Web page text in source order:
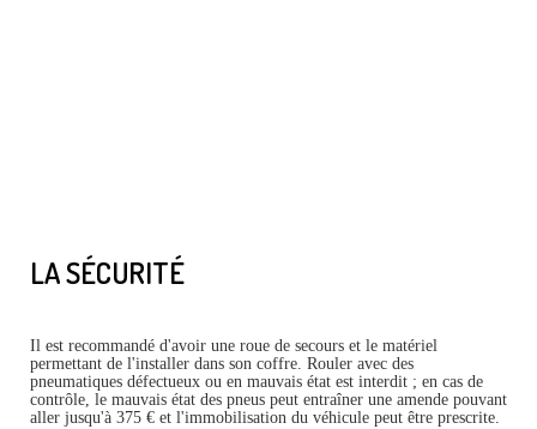
LA SÉCURITÉ
Il est recommandé d'avoir une roue de secours et le matériel
permettant de l'installer dans son coffre. Rouler avec des
pneumatiques défectueux ou en mauvais état est interdit ; en cas de
contrôle, le mauvais état des pneus peut entraîner une amende pouvant
aller jusqu'à 375 € et l'immobilisation du véhicule peut être prescrite.